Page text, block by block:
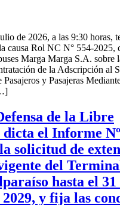
de 2026, a las 9:30 horas,
causa Rol NC N° 554-2025,
Marga Marga S.A. sobre
de la Adscripción al
y Pasajeras
de la Libre
el Informe
solicitud de
del
hasta el 31
y fija las